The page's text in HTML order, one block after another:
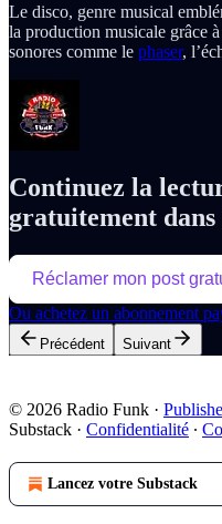
Le disco, genre musical
la production musicale grâce
sonores comme le phaser,
Continuez la
gratuitement
Réclamer mon post
Ou achetez un abonnement
Précédent Suivant
© 2026 Radio Funk ·
Substack · Confidentialité ∙
Lancez votre Substack